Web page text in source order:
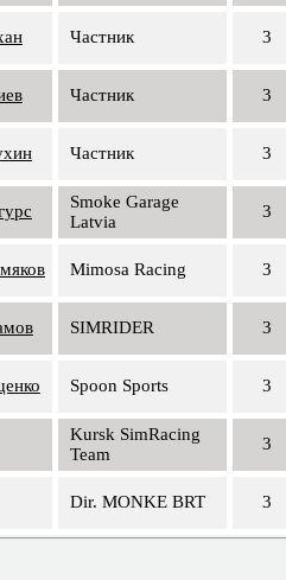
Частник 3
Частник 3
Частник 3
Smoke Garage
Latvia
3
Mimosa Racing 3
SIMRIDER 3
Spoon Sports 3
Kursk SimRacing
Team
3
Dir. MONKE BRT 3